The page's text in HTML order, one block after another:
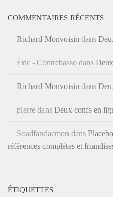
COMMENTAIRES RÉCENTS
Richard Monvoisin dans
Éric - Contrebasso dans
Richard Monvoisin dans
pierre dans Deux confs en
Soadfandaemon dans
références complètes et
ÉTIQUETTES